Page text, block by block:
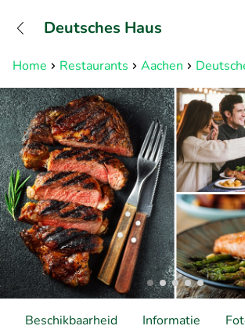
Home Restaurants Aachen
Deutsches Haus
Beschikbaarheid Informatie